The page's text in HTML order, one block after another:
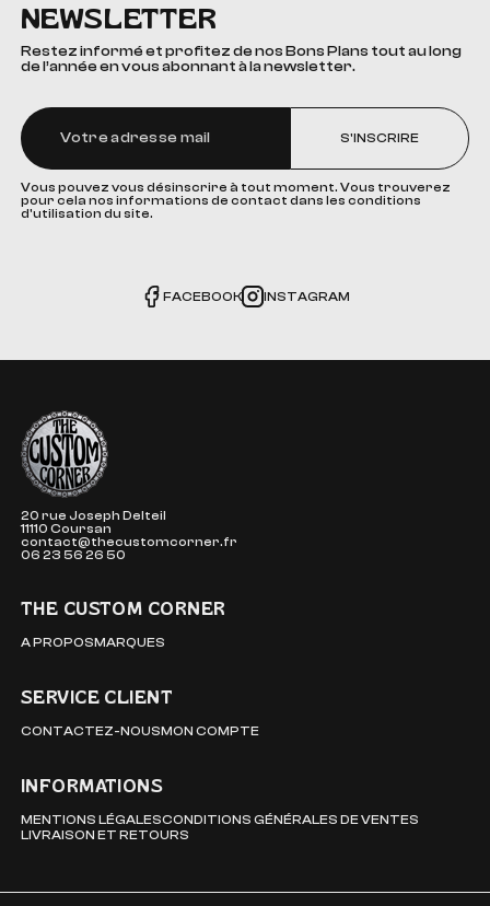
NEWSLETTER
Restez informé et profitez de nos Bons Plans tout au long
de l’année en vous abonnant à la newsletter.
S'INSCRIRE
Vous pouvez vous désinscrire à tout moment. Vous trouverez
pour cela nos informations de contact dans les conditions
d'utilisation du site.
FACEBOOK INSTAGRAM
The Custom Corner
20 rue Joseph Delteil
11110 Coursan
contact@thecustomcorner.fr
06 23 56 26 50
THE CUSTOM CORNER
A PROPOSMARQUES
SERVICE CLIENT
CONTACTEZ-NOUSMON COMPTE
INFORMATIONS
MENTIONS LÉGALESCONDITIONS GÉNÉRALES DE VENTES
LIVRAISON ET RETOURS